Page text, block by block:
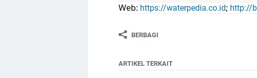
Web: https://waterpedia.co.id; http://
BERBAGI
ARTIKEL TERKAIT